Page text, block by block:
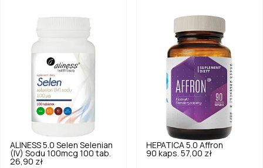
ALINESS 5.0 Selen Selenian
(IV) Sodu 100mcg 100 tab.
26,90 zł
HEPATICA 5.0 Affron
90 kaps. 57,00 zł